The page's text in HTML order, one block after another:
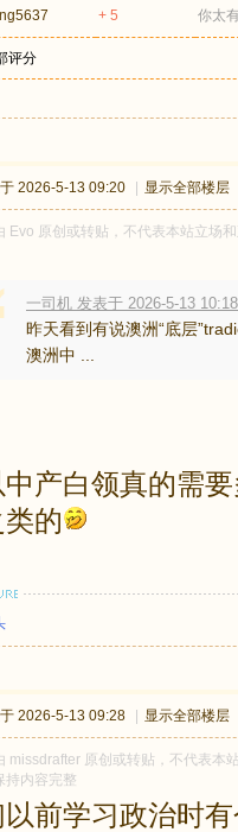
+ 5 你太
评分
2026-5-13 09:20 显示全部楼层
Evo 原创或转贴，不代表本站立场
一司机 发表于 2026-5-13 10:18
昨天看到有说澳洲“底层
澳洲中 ...
中产白领真的需
的
2026-5-13 09:28 显示全部楼层
missdrafter 原创或转贴，不代表本
持内容完整
前学习政治时